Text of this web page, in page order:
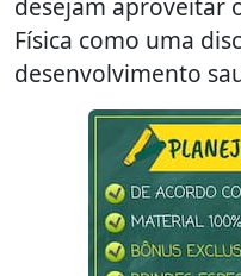
desejam aproveitar
Física como uma
desenvolvimento